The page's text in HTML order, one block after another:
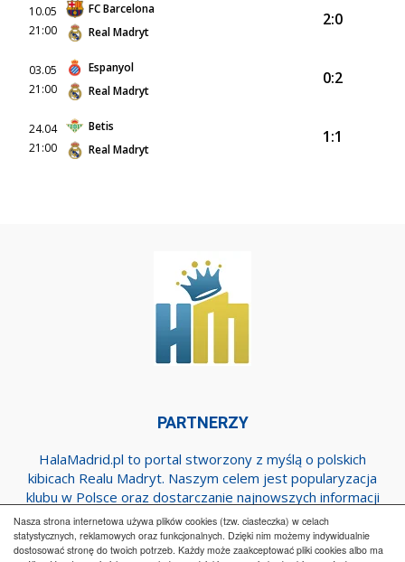
Nasza strona internetowa używa plików cookies (tzw. ciasteczka) w celach
statystycznych, reklamowych oraz funkcjonalnych. Dzięki nim możemy indywidualnie
dostosować stronę do twoich potrzeb. Każdy może zaakceptować pliki cookies albo ma
10.05
21:00
FC Barcelona
Real Madryt
2:0
03.05
21:00
Espanyol
Real Madryt
0:2
24.04
21:00
Betis
Real Madryt
1:1
PARTNERZY
HalaMadrid.pl to portal stworzony z myślą o polskich
kibicach Realu Madryt. Naszym celem jest popularyzacja
klubu w Polsce oraz dostarczanie najnowszych informacji
dotyczących zespołu z Estadio Santiago Bernabeu.